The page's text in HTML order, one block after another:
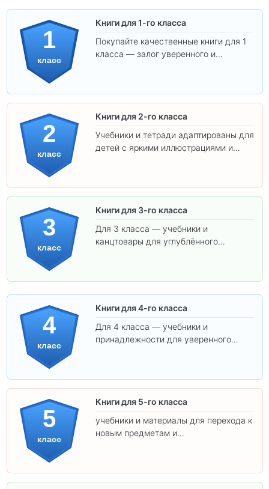
1
класс
Книги для 1-го класса
Покупайте качественные книги для 1
класса — залог уверенного и
2
класс
Книги для 2-го класса
Учебники и тетради адаптированы для
детей с яркими иллюстрациями и
3
класс
Книги для 3-го класса
Для 3 класса — учебники и
канцтовары для углублённого
4
класс
Книги для 4-го класса
Для 4 класса — учебники и
принадлежности для уверенного
5
класс
Книги для 5-го класса
учебники и материалы для перехода к
новым предметам и